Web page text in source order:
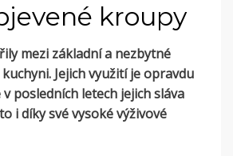
kroupy
mezi základní a nezbytné
Jejich využití je opravdu
posledních letech jejich sláva
i díky své vysoké výživové